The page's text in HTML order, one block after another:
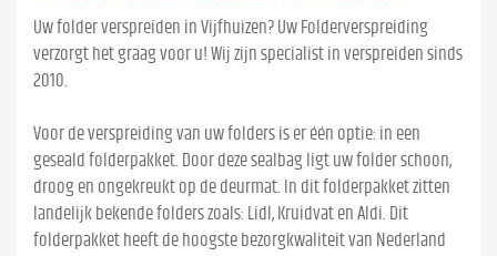
Uw folder verspreiden in Vijfhuizen? Uw Folderverspreiding
verzorgt het graag voor u! Wij zijn specialist in verspreiden sinds
2010.
Voor de verspreiding van uw folders is er één optie: in een
geseald folderpakket. Door deze sealbag ligt uw folder schoon,
droog en ongekreukt op de deurmat. In dit folderpakket zitten
landelijk bekende folders zoals: Lidl, Kruidvat en Aldi. Dit
folderpakket heeft de hoogste bezorgkwaliteit van Nederland